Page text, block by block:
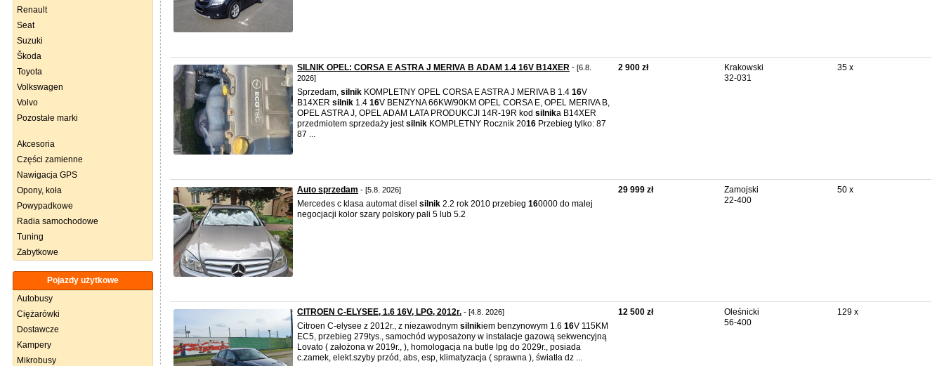
Renault
Seat
Suzuki
Škoda
Toyota
Volkswagen
Volvo
Pozostałe marki
Akcesoria
Części zamienne
Nawigacja GPS
Opony, koła
Powypadkowe
Radia samochodowe
Tuning
Zabytkowe
Pojazdy użytkowe
Autobusy
Ciężarówki
Dostawcze
Kampery
Mikrobusy
SILNIK OPEL: CORSA E ASTRA J MERIVA B ADAM 1.4 16V B14XER - [6.8.
2026]
Sprzedam, silnik KOMPLETNY OPEL CORSA E ASTRA J MERIVA B 1.4 16V
B14XER silnik 1.4 16V BENZYNA 66KW/90KM OPEL CORSA E, OPEL MERIVA B,
OPEL ASTRA J, OPEL ADAM LATA PRODUKCJI 14R-19R kod silnika B14XER
przedmiotem sprzedaży jestsilnik KOMPLETNY Rocznik 2016 Przebieg tylko: 87
87 ...
2 900 zł
Krakowski
32-031
35 x
Auto sprzedam - [5.8. 2026]
Mercedes c klasa automat disel silnik 2.2 rok 2010 przebieg 160000 do malej
negocjacji kolor szary polskory pali 5 lub 5.2
29 999 zł
Zamojski
22-400
50 x
CITROEN C-ELYSEE, 1.6 16V, LPG, 2012r. - [4.8. 2026]
Citroen C-elysee z 2012r., z niezawodnym silnikiem benzynowym 1.6 16V 115KM
EC5, przebieg 279tys., samochód wyposażony w instalacje gazową sekwencyjną
Lovato ( założona w 2019r., ), homologacja na butle lpg do 2029r., posiada
c.zamek, elekt.szyby przód, abs, esp, klimatyzacja ( sprawna ), światła dz ...
12 500 zł
Oleśnicki
56-400
129 x